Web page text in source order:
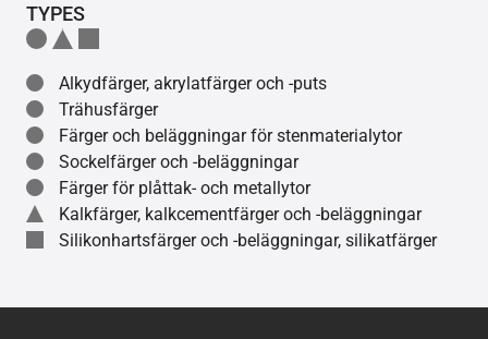
TYPES
Alkydfärger, akrylatfärger och -puts
Trähusfärger
Färger och beläggningar för stenmaterialytor
Sockelfärger och -beläggningar
Färger för plåttak- och metallytor
Kalkfärger, kalkcementfärger och -beläggningar
Silikonhartsfärger och -beläggningar, silikatfärger